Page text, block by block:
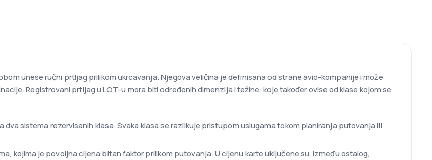
unese ručni prtljag prilikom ukrcavanja. Njegova veličina je definisana od strane avio-kompanije i može
Registrovani prtljag u LOT-u mora biti određenih dimenzija i težine, koje također ovise od klase kojom se
dva sistema rezervisanih klasa. Svaka klasa se razlikuje pristupom uslugama tokom planiranja putovanja ili
kojima je povoljna cijena bitan faktor prilikom putovanja. U cijenu karte uključene su, između ostalog,